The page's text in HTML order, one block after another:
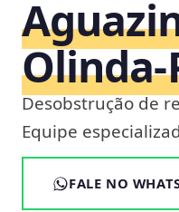
Desobstrução de
Equipe
FALE NO